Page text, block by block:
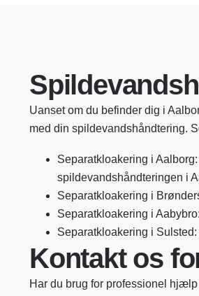
Uanset om du befinder dig i
med din spildevandshåndtering.
Separatkloakering i
spildevandshåndteringen i
Separatkloakering i
Separatkloakering i
Separatkloakering i
Kontakt os
Har du brug for professionel